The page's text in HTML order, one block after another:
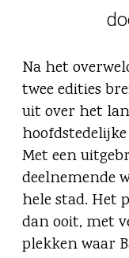
Na het
twee edities
uit over het
Met een
deelnemende
hele stad. Het
dan ooit, met
plekken waar